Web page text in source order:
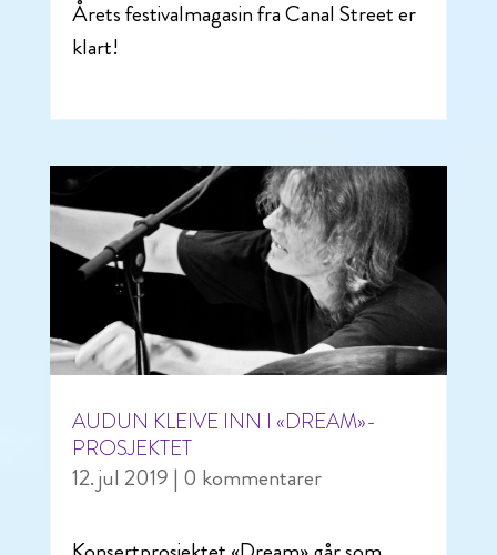
Årets festivalmagasin fra Canal Street er
klart!
AUDUN KLEIVE INN I «DREAM»-
PROSJEKTET
12. jul 2019 | 0 kommentarer